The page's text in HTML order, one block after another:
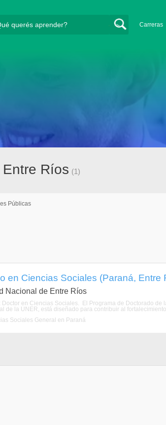
Carreras
Ríos (1)
Públicas
en Ciencias Sociales (Paraná, Entre
Nacional de Entre Ríos
Doctor en Ciencias Sociales. El Programa de Doctorado
de la UNER, está diseñado para contribuir al
Sociales General en Paraná